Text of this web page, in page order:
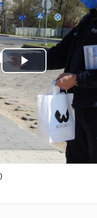
Odtwórz
wideo